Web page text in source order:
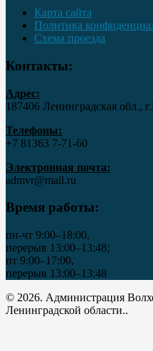
Карта сайта
Политика
Схема проезда
Контакты:
Адрес:
187406 Ленинградская обл.,
Телефоны:
+7 81363 7‑71-60
Электронная почта:
admvr@mail.ru
Время работы:
пн-чт 9:00–18:00,
перерыв 13:00–13:48;
пт 9:00–17:00,
перерыв 13:00–13:48
© 2026. Администрация
Ленинградской области..